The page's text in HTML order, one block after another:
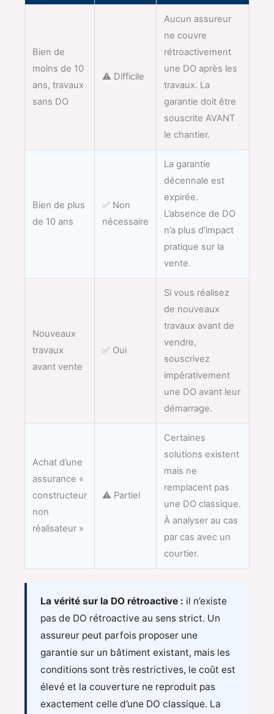
Bien de
moins de 10
ans, travaux
sans DO
⚠️ Difficile
Aucun assureur
ne couvre
rétroactivement
une DO après les
travaux. La
garantie doit être
souscrite AVANT
le chantier.
Bien de plus
de 10 ans
✅ Non
nécessaire
La garantie
décennale est
expirée.
L’absence de DO
n’a plus d’impact
pratique sur la
vente.
Nouveaux
travaux
avant vente
✅ Oui
Si vous réalisez
de nouveaux
travaux avant de
vendre,
souscrivez
impérativement
une DO avant leur
démarrage.
Achat d’une
assurance «
constructeur
non
réalisateur »
⚠️ Partiel
Certaines
solutions existent
mais ne
remplacent pas
une DO classique.
À analyser au cas
par cas avec un
courtier.
La vérité sur la DO rétroactive : il n’existe
pas de DO rétroactive au sens strict. Un
assureur peut parfois proposer une
garantie sur un bâtiment existant, mais les
conditions sont très restrictives, le coût est
élevé et la couverture ne reproduit pas
exactement celle d’une DO classique. La